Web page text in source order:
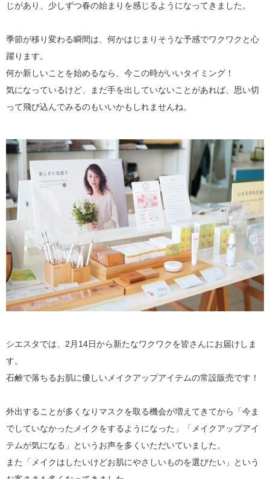
じがあり、少しずつ春の始まりを感じるようになってきました。
季節が移り変わる瞬間は、何かはじまりそうな予感でワクワクと心
躍ります。
何か新しいことを始めるなら、今この時がいいタイミング！
気になっているけど、まだ手を出していないことがあれば、思い切
って飛び込んでみるのもいいかもしれませんね。
シエスタでは、2月14日から新たなワクワクを皆さんにお届けしま
す。
石鹸で落ちるお肌に優しいメイクアップアイテムの常設販売です！
外出することが多くなりマスクを取る機会が増えてきてから「今ま
でしていなかったメイクをするようになった」「メイクアップアイ
テムが気になる」というお声を多くいただいていました。
また「メイクはしたいけどお肌にやさしいものを選びたい」という